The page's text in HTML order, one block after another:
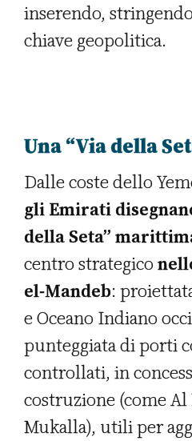
inserendo,
chiave geopolitica.
Una “Via della
Dalle coste dello
gli Emirati
della Seta”
centro strategico
el-Mandeb:
e Oceano Indiano
punteggiata di porti
controllati, in
costruzione (come Al
Mukalla), utili per